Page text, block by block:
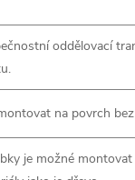
oddělovací
na povrch
je možné